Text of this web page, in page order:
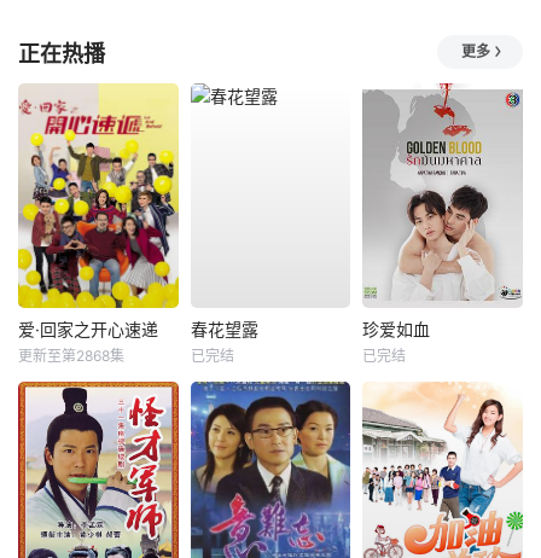
正在热播 更多
爱·回家之开心速递
更新至第2868集
春花望露
已完结
珍爱如血
已完结